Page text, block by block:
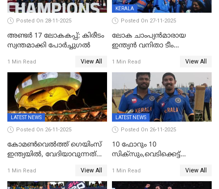
Posted On 28-11-2025
അണ്ടര്‍ 17 ലോകകപ്പ്; കിരീടം
സ്വന്തമാക്കി പോര്‍ച്ചുഗല്‍
1 Min Read View All
KERALA
Posted On 27-11-2025
ലോക ചാംപ്യൻമാരായ
ഇന്ത്യൻ വനിതാ ടീം
മത്സരങ്ങൾ ​ഗ്രീൻഫീൽഡിൽ
1 Min Read View All
LATEST NEWS
Posted On 26-11-2025
കോമൺവെൽത്ത് ഗെയിംസ്
ഇന്ത്യയിൽ, വേദിയാവുന്നത്
1 Min Read View All
LATEST NEWS
Posted On 26-11-2025
10 ഫോറും 10
സിക്‌സും,വെടിക്കെട്ട്
അര്‍ധ സെഞ്ചുറിയുമായി
സഞ്ജു; ഒഡിഷയെ 10
1 Min Read View All